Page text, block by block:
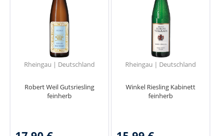
Rheingau | Deutschland
Robert Weil Gutsriesling
feinherb
Rheingau | Deutschland
Winkel Riesling Kabinett
feinherb